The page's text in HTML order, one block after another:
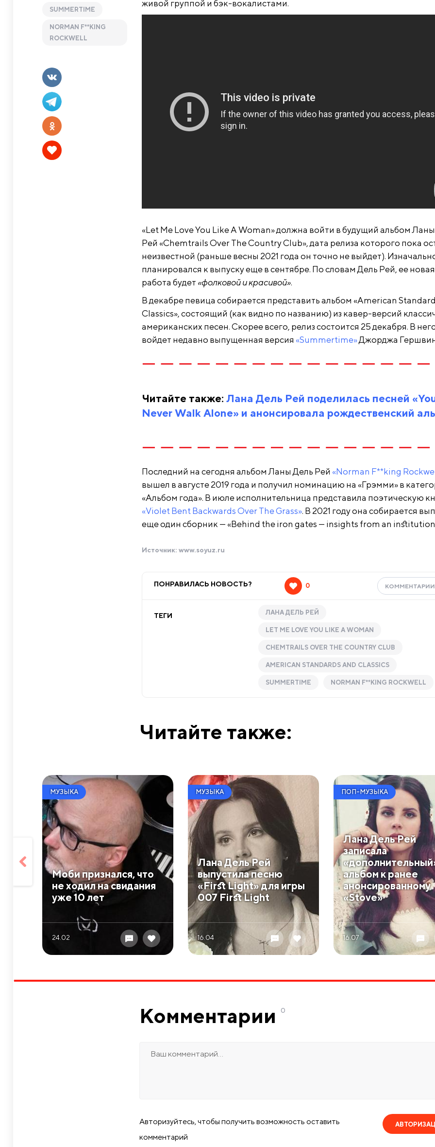
SUMMERTIME
NORMAN F**KING
ROCKWELL
живой группой и бэк-вокалистами.
«Let Me Love You Like A Woman» должна войти в будущий альбом
Рей «Chemtrails Over The Country Club», дата релиза которого пока
неизвестной (раньше весны 2021 года он точно не выйдет).
планировался к выпуску еще в сентябре. По словам Дель Рей, ее новая
работа будет «фолковой и красивой».
В декабре певица собирается представить альбом «American
Classics», состоящий (как видно по названию) из кавер-версий
американских песен. Скорее всего, релиз состоится 25 декабря. В
войдет недавно выпущенная версия «Summertime»Джорджа
Читайте также: Лана Дель Рей поделилась песней
Never Walk Alone» и анонсировала рождественский
Последний на сегодня альбом Ланы Дель Рей «Norman F**king
вышел в августе 2019 года и получил номинацию на «Грэмми» в
«Альбом года». В июле исполнительница представила поэтическую
«Violet Bent Backwards Over The Grass». В 2021 году она собирается
еще один сборник — «Behind the iron gates — insights from an
Источник: www.soyuz.ru
ПОНРАВИЛАСЬ НОВОСТЬ? 0 КОММЕНТАРИИ
ТЕГИ ЛАНА ДЕЛЬ РЕЙ
LET ME LOVE YOU LIKE A WOMAN
CHEMTRAILS OVER THE COUNTRY CLUB
AMERICAN STANDARDS AND CLASSICS
SUMMERTIME NORMAN F**KING ROCKWELL
Читайте также:
МУЗЫКА
Моби признался, что
не ходил на свидания
уже 10 лет
24.02
МУЗЫКА
Лана Дель Рей
выпустила песню
«First Light» для игры
007 First Light
16.04
ПОП-МУЗЫКА
Лана Дель Рей
записала
альбом к ранее
анонсированному
«Stove»
16.07
Комментарии 0
Авторизуйтесь, чтобы получить возможность оставить
комментарий